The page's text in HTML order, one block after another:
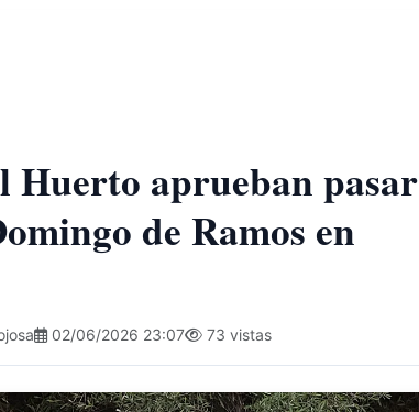
Huerto aprueban pasar
de Ramos en
02/06/2026 23:07 73 vistas